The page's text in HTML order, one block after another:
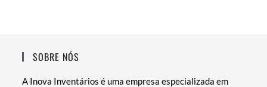
SOBRE NÓS
A Inova Inventários é uma empresa especializada em